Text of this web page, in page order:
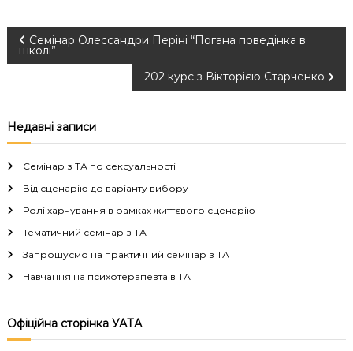
Н
в
і
г
а
ц
я
Семінар Олессандри Періні “Погана поведінка в
школі”
202 курс з Вікторією Старченко
Недавні записи
Семінар з ТА по сексуальності
Від сценарію до варіанту вибору
Ролі харчування в рамках життєвого сценарію
Тематичний семінар з ТА
Запрошуємо на практичний семінар з ТА
Навчання на психотерапевта в ТА
Офіційна сторінка УАТА